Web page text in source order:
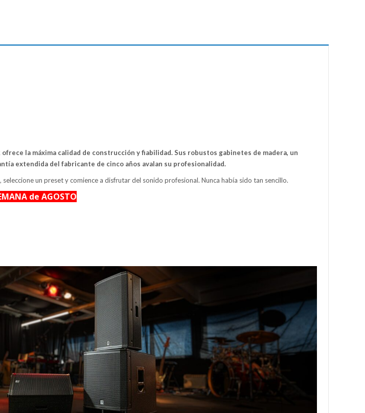
ofrece la máxima calidad de construcción y fiabilidad. Sus robustos gabinetes de madera, un
extendida del fabricante de cinco años avalan su profesionalidad.
seleccione un preset y comience a disfrutar del sonido profesional. Nunca había sido tan sencillo.
de AGOSTO